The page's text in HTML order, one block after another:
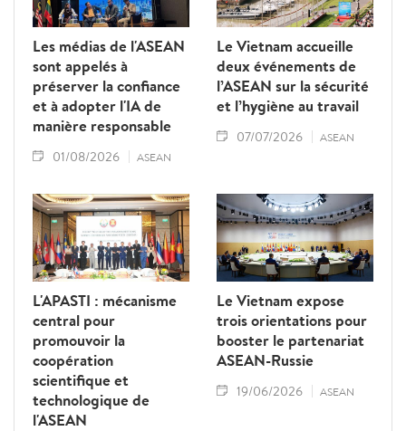
Les médias de l'ASEAN
sont appelés à
préserver la confiance
et à adopter l'IA de
manière responsable
01/08/2026 ASEAN
Le Vietnam accueille
deux événements de
l’ASEAN sur la sécurité
et l’hygiène au travail
07/07/2026 ASEAN
L'APASTI : mécanisme
central pour
promouvoir la
coopération
scientifique et
technologique de
l'ASEAN
Le Vietnam expose
trois orientations pour
booster le partenariat
ASEAN-Russie
19/06/2026 ASEAN